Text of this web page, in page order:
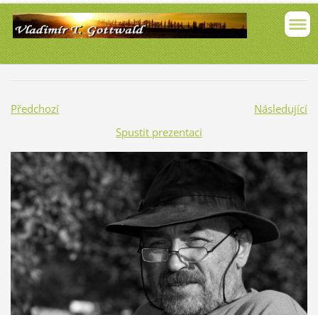
Předchozí
Následující
Spustit prezentaci